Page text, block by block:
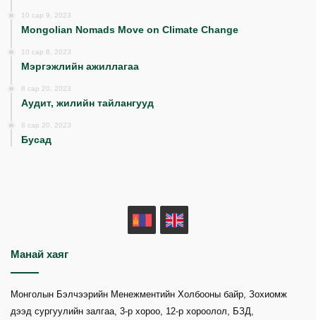
10 сар 9, 2023
Mongolian Nomads Move on Climate Change
10 сар 8, 2023
Мэргэжлийн ажиллагаа
8 сар 20, 2023
Аудит, жилийн тайлангууд
8 сар 20, 2023
Бусад
MN
Манай хаяг
Монголын Бэлчээрийн Менежментийн Холбооны байр, Зохиомж
дээд сургуулийн залгаа, 3-р хороо, 12-р хороолол, БЗД,